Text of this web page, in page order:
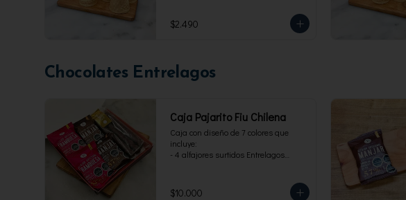
$2.490
Chocolates Entrelagos
Caja Pajarito Fiu Chilena
Caja con diseño de 7 colores que
incluye:
- 4 alfajores surtidos Entrelagos
$10.000